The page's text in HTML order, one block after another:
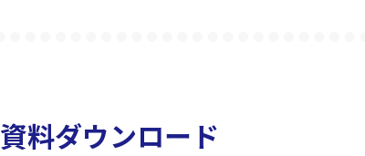
資料ダウンロード